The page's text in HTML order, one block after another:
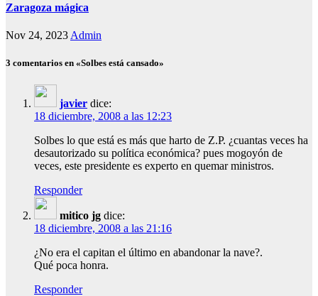
Zaragoza mágica
Nov 24, 2023 Admin
3 comentarios en «Solbes está cansado»
javier dice:
18 diciembre, 2008 a las 12:23
Solbes lo que está es más que harto de Z.P. ¿cuantas veces ha
desautorizado su política económica? pues mogoyón de
veces, este presidente es experto en quemar ministros.
Responder
mitico jg dice:
18 diciembre, 2008 a las 21:16
¿No era el capitan el último en abandonar la nave?.
Qué poca honra.
Responder